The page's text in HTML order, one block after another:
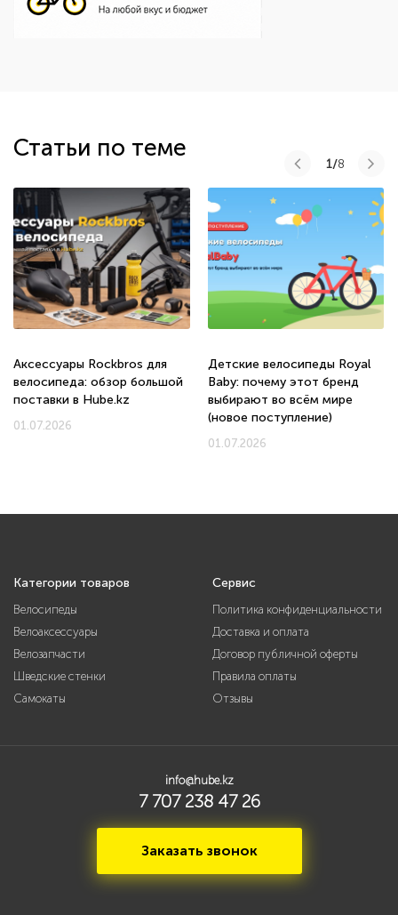
Статьи по теме
Аксессуары Rockbros для
велосипеда: обзор большой
поставки в Hube.kz
01.07.2026
Детские велосипеды Royal
Baby: почему этот бренд
выбирают во всём мире
(новое поступление)
01.07.2026
1/8
Категории товаров
Велосипеды
Велоаксессуары
Велозапчасти
Шведские стенки
Самокаты
Сервис
Политика конфиденциальности
Доставка и оплата
Договор публичной оферты
Правила оплаты
Отзывы
info@hube.kz
7 707 238 47 26
Заказать звонок